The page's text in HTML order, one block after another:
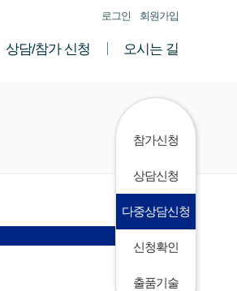
로그인 회원가입
상담/참가 신청 오시는 길
참가신청
상담신청
다중상담신청
신청확인
출품기술